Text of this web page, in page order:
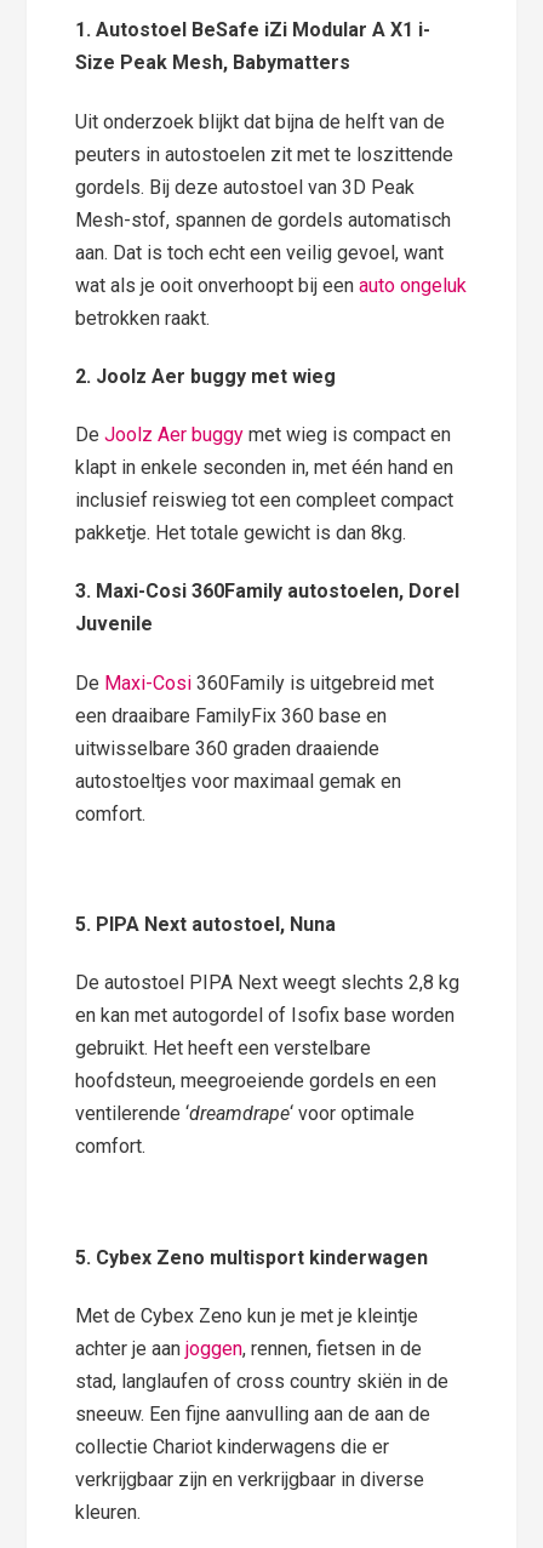
1. Autostoel BeSafe iZi Modular A X1 i-
Size Peak Mesh, Babymatters
Uit onderzoek blijkt dat bijna de helft van de
peuters in autostoelen zit met te loszittende
gordels. Bij deze autostoel van 3D Peak
Mesh-stof, spannen de gordels automatisch
aan. Dat is toch echt een veilig gevoel, want
wat als je ooit onverhoopt bij een auto ongeluk
betrokken raakt.
2. Joolz Aer buggy met wieg
DeJoolz Aer buggy met wieg is compact en
klapt in enkele seconden in, met één hand en
inclusief reiswieg tot een compleet compact
pakketje. Het totale gewicht is dan 8kg.
3. Maxi-Cosi 360Family autostoelen, Dorel
Juvenile
De Maxi-Cosi 360Family is uitgebreid met
een draaibare FamilyFix 360 base en
uitwisselbare 360 graden draaiende
autostoeltjes voor maximaal gemak en
comfort.
5. PIPA Next autostoel, Nuna
De autostoel PIPA Next weegt slechts 2,8 kg
en kan met autogordel of Isofix base worden
gebruikt. Het heeft een verstelbare
hoofdsteun, meegroeiende gordels en een
ventilerende ‘dreamdrape‘ voor optimale
comfort.
5. Cybex Zeno multisport kinderwagen
Met de Cybex Zeno kun je met je kleintje
achter je aanjoggen, rennen, fietsen in de
stad, langlaufen of cross country skiën in de
sneeuw. Een fijne aanvulling aan de aan de
collectie Chariot kinderwagens die er
verkrijgbaar zijn en verkrijgbaar in diverse
kleuren.